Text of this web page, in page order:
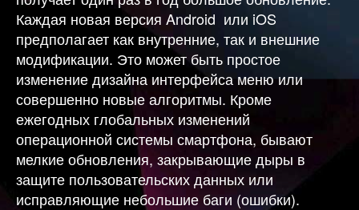
Каждая новая версия Android или iOS
предполагает как внутренние, так и внешние
модификации. Это может быть простое
изменение дизайна интерфейса меню или
совершенно новые алгоритмы. Кроме
ежегодных глобальных изменений
операционной системы смартфона, бывают
мелкие обновления, закрывающие дыры в
защите пользовательских данных или
исправляющие небольшие баги (ошибки).